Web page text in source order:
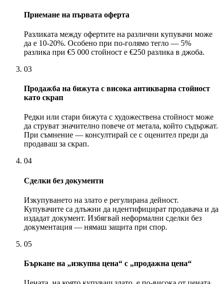
Приемане на първата оферта
Разликата между офертите на различни купувачи може
да е 10-20%. Особено при по-голямо тегло — 5%
разлика при €5 000 стойност е €250 разлика в джоба.
03
Продажба на бижута с висока антикварна стойност
като скрап
Редки или стари бижута с художествена стойност може
да струват значително повече от метала, който съдържат.
При съмнение — консултирай се с оценител преди да
продаваш за скрап.
04
Сделки без документи
Изкупуването на злато е регулирана дейност.
Купувачите са длъжни да идентифицират продавача и да
издадат документ. Избягвай неформални сделки без
документация — нямаш защита при спор.
05
Бъркане на „изкупна цена“ с „продажна цена“